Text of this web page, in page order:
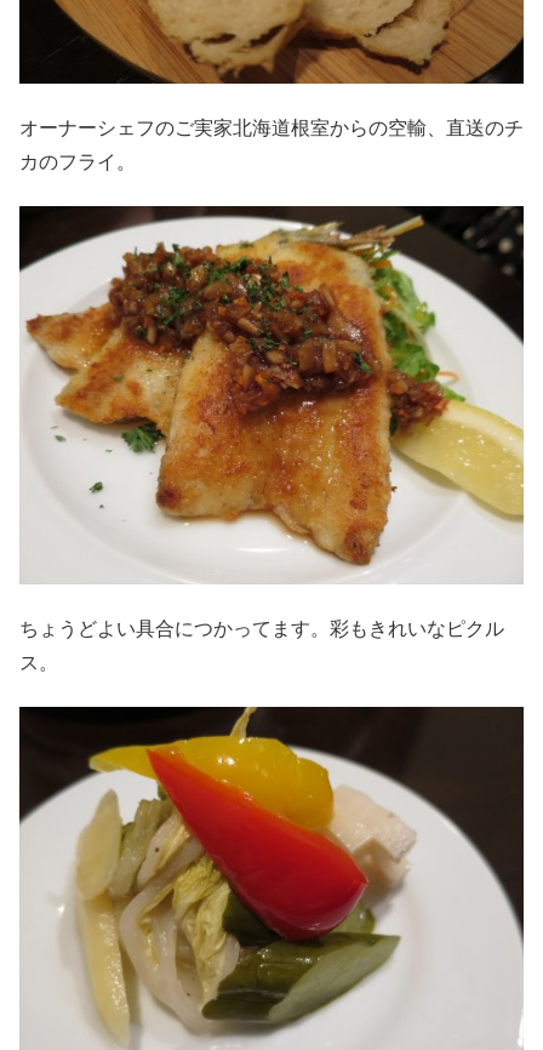
オーナーシェフのご実家北海道根室からの空輸、直送のチ
カのフライ。
ちょうどよい具合につかってます。彩もきれいなピクル
ス。